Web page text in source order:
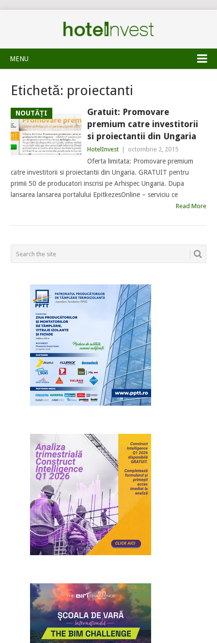
MENU
Etichetă: proiectanti
NOUTĂȚI
Gratuit: Promovare
premium catre investitorii
si proiectantii din Ungaria
HotelInvest octombrie 2, 2015
Oferta limitata: Promovare premium
catre investitorii si proiectantii din Ungaria. GRATUIT pentru
primii 50 de producatori inscrisi pe Arhispec Ungaria. Dupa
lansarea lansarea portalului EpitkezesOnline – serviciu ce
Read More
POSTS
NAVIGATION